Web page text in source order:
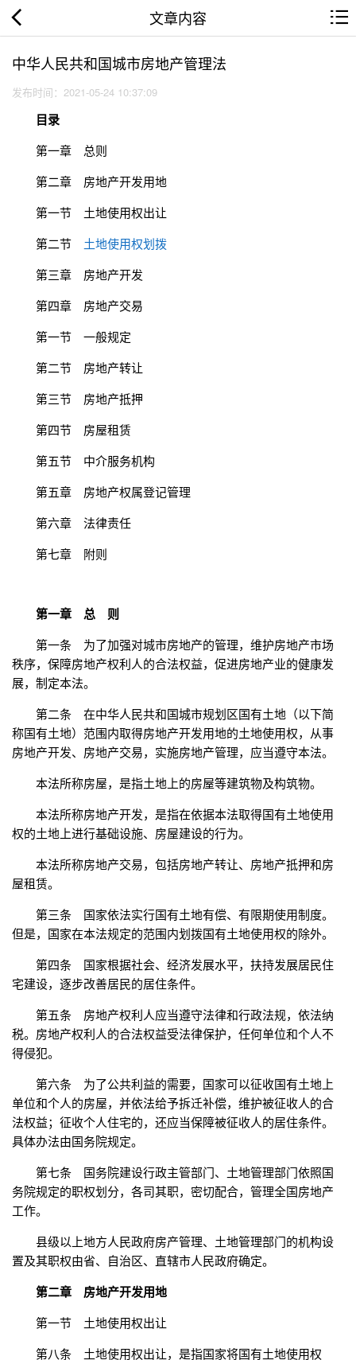
文章内容
中华人民共和国城市房地产管理法
发布时间：2021-05-24 10:37:09
目录
第一章 总则
第二章 房地产开发用地
第一节 土地使用权出让
第二节 土地使用权划拨
第三章 房地产开发
第四章 房地产交易
第一节 一般规定
第二节 房地产转让
第三节 房地产抵押
第四节 房屋租赁
第五节 中介服务机构
第五章 房地产权属登记管理
第六章 法律责任
第七章 附则
第一章 总 则
第一条 为了加强对城市房地产的管理，维护房地产市场
秩序，保障房地产权利人的合法权益，促进房地产业的健康发
展，制定本法。
第二条 在中华人民共和国城市规划区国有土地（以下简
称国有土地）范围内取得房地产开发用地的土地使用权，从事
房地产开发、房地产交易，实施房地产管理，应当遵守本法。
本法所称房屋，是指土地上的房屋等建筑物及构筑物。
本法所称房地产开发，是指在依据本法取得国有土地使用
权的土地上进行基础设施、房屋建设的行为。
本法所称房地产交易，包括房地产转让、房地产抵押和房
屋租赁。
第三条 国家依法实行国有土地有偿、有限期使用制度。
但是，国家在本法规定的范围内划拨国有土地使用权的除外。
第四条 国家根据社会、经济发展水平，扶持发展居民住
宅建设，逐步改善居民的居住条件。
第五条 房地产权利人应当遵守法律和行政法规，依法纳
税。房地产权利人的合法权益受法律保护，任何单位和个人不
得侵犯。
第六条 为了公共利益的需要，国家可以征收国有土地上
单位和个人的房屋，并依法给予拆迁补偿，维护被征收人的合
法权益；征收个人住宅的，还应当保障被征收人的居住条件。
具体办法由国务院规定。
第七条 国务院建设行政主管部门、土地管理部门依照国
务院规定的职权划分，各司其职，密切配合，管理全国房地产
工作。
县级以上地方人民政府房产管理、土地管理部门的机构设
置及其职权由省、自治区、直辖市人民政府确定。
第二章 房地产开发用地
第一节 土地使用权出让
第八条 土地使用权出让，是指国家将国有土地使用权